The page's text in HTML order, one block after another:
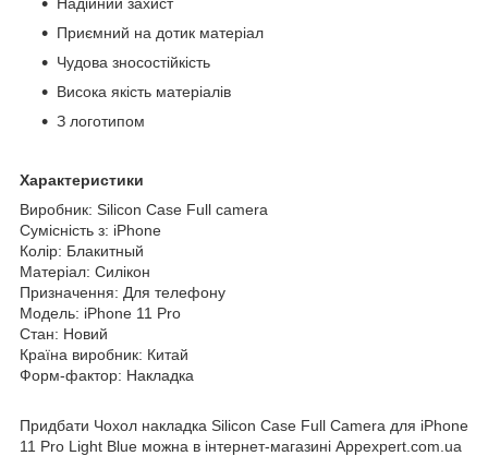
Приємний на дотик матеріал
Чудова зносостійкість
Висока якість матеріалів
З логотипом
Характеристики
Виробник: Silicon Case Full camera
Сумісність з: iPhone
Колір: Блакитный
Матеріал: Силікон
Призначення: Для телефону
Модель: iPhone 11 Pro
Стан: Новий
Країна виробник: Китай
Форм-фактор: Накладка
Придбати Чохол накладка Silicon Case Full Camera для iPhone
11 Pro Light Blue можна в інтернет-магазині Appexpert.com.ua